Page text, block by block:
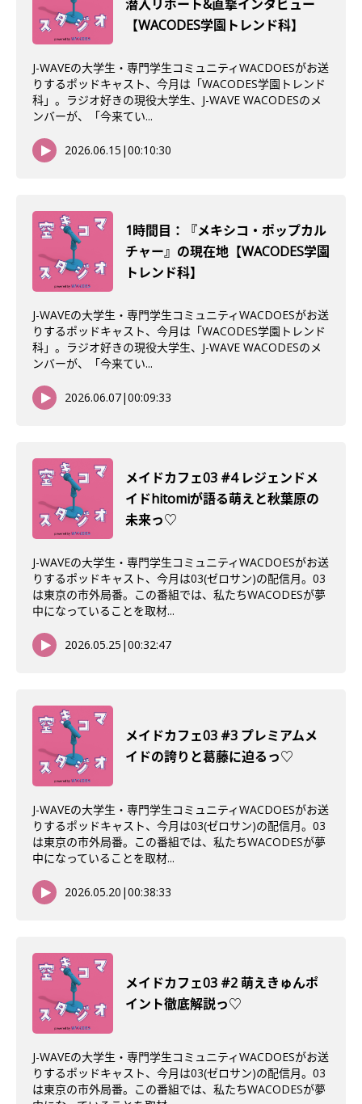
潜入リポート&直撃インタビュー
【WACODES学園トレンド科】
J-WAVEの大学生・専門学生コミュニティWACDOESがお送
りするポッドキャスト、今月は「WACODES学園トレンド
科」。ラジオ好きの現役大学生、J-WAVE WACODESのメ
ンバーが、「今来てい...
2026.06.15 |00:10:30
1時間目：『メキシコ・ポップカル
チャー』の現在地【WACODES学園
トレンド科】
J-WAVEの大学生・専門学生コミュニティWACDOESがお送
りするポッドキャスト、今月は「WACODES学園トレンド
科」。ラジオ好きの現役大学生、J-WAVE WACODESのメ
ンバーが、「今来てい...
2026.06.07|00:09:33
メイドカフェ03 #4 レジェンドメ
イドhitomiが語る萌えと秋葉原の
未来っ♡
J-WAVEの大学生・専門学生コミュニティWACDOESがお送
りするポッドキャスト、今月は03(ゼロサン)の配信月。03
は東京の市外局番。この番組では、私たちWACODESが夢
中になっていることを取材...
2026.05.25 |00:32:47
メイドカフェ03 #3 プレミアムメ
イドの誇りと葛藤に迫るっ♡
J-WAVEの大学生・専門学生コミュニティWACDOESがお送
りするポッドキャスト、今月は03(ゼロサン)の配信月。03
は東京の市外局番。この番組では、私たちWACODESが夢
中になっていることを取材...
2026.05.20 |00:38:33
メイドカフェ03 #2 萌えきゅんポ
イント徹底解説っ♡
J-WAVEの大学生・専門学生コミュニティWACDOESがお送
りするポッドキャスト、今月は03(ゼロサン)の配信月。03
は東京の市外局番。この番組では、私たちWACODESが夢